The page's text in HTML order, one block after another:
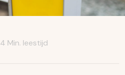
4 Min. leestijd